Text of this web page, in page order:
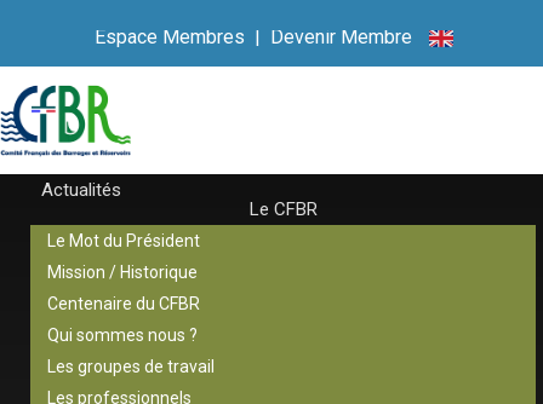
Espace Membres | Devenir Membre
Actualités
Le CFBR
Le Mot du Président
Mission / Historique
Centenaire du CFBR
Qui sommes nous ?
Les groupes de travail
Les professionnels